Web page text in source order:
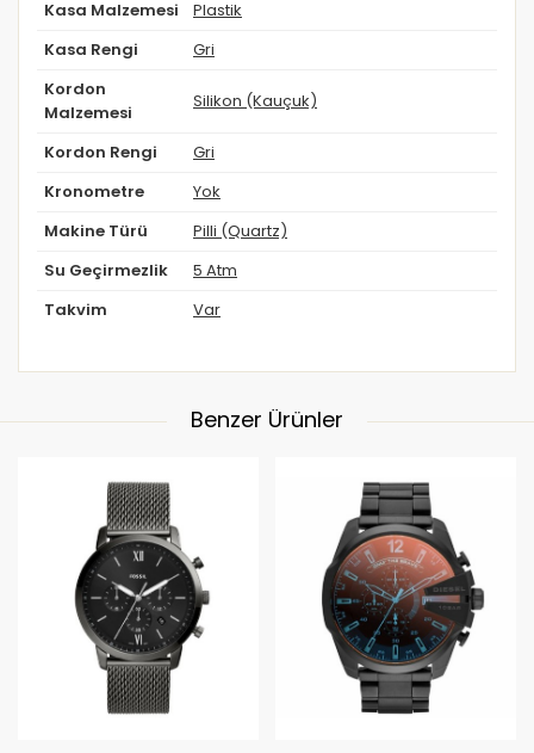
Kasa Malzemesi Plastik
Kasa Rengi Gri
Kordon
Malzemesi
Silikon (Kauçuk)
Kordon Rengi Gri
Kronometre Yok
Makine Türü Pilli (Quartz)
Su Geçirmezlik 5 Atm
Takvim Var
Benzer Ürünler